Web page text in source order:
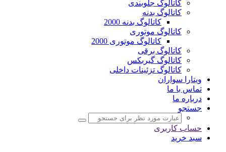
کاتالوگ جلوبندی
کاتالوگ بدنه
کاتالوگ بدنه 2000
کاتالوگ موتوری
کاتالوگ موتوری 2000
کاتالوگ برقی
کاتالوگ گیربکس
کاتالوگ تزئینات داخلی
ویتارا سواران
تماس با ما
درباره ما
جستجو
حساب کاربری
سبد خرید